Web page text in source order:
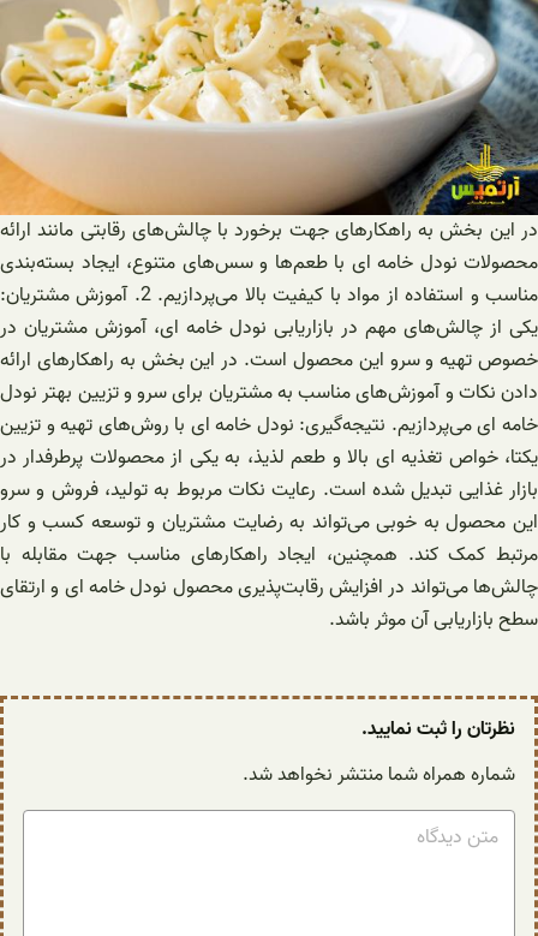
در این بخش به راهکارهای جهت برخورد با چالش‌های رقابتی مانند ارائه
محصولات نودل خامه ای با طعم‌ها و سس‌های متنوع، ایجاد بسته‌بندی
مناسب و استفاده از مواد با کیفیت بالا می‌پردازیم. 2. آموزش مشتریان:
یکی از چالش‌های مهم در بازاریابی نودل خامه ای، آموزش مشتریان در
خصوص تهیه و سرو این محصول است. در این بخش به راهکارهای ارائه
دادن نکات و آموزش‌های مناسب به مشتریان برای سرو و تزیین بهتر نودل
خامه ای می‌پردازیم. نتیجه‌گیری: نودل خامه ای با روش‌های تهیه و تزیین
یکتا، خواص تغذیه ای بالا و طعم لذیذ، به یکی از محصولات پرطرفدار در
بازار غذایی تبدیل شده است. رعایت نکات مربوط به تولید، فروش و سرو
این محصول به خوبی می‌تواند به رضایت مشتریان و توسعه کسب و کار
مرتبط کمک کند. همچنین، ایجاد راهکارهای مناسب جهت مقابله با
چالش‌ها می‌تواند در افزایش رقابت‌پذیری محصول نودل خامه ای و ارتقای
سطح بازاریابی آن موثر باشد.
نظرتان را ثبت نمایید.
شماره همراه شما منتشر نخواهد شد.